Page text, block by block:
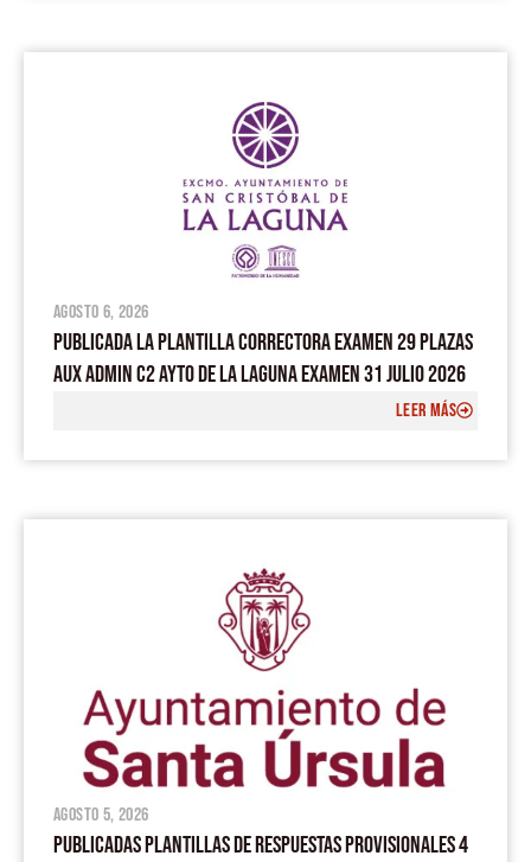
agosto 6, 2026
PUBLICADA LA PLANTILLA CORRECTORA EXAMEN 29 PLAZAS
AUX ADMIN C2 AYTO DE LA LAGUNA EXAMEN 31 JULIO 2026
LEER MÁS
agosto 5, 2026
PUBLICADAS PLANTILLAS DE RESPUESTAS PROVISIONALES 4